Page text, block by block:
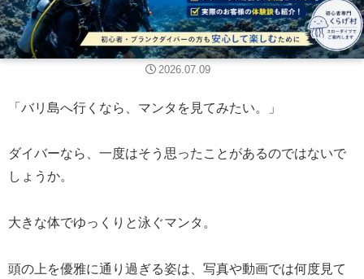
2026.07.09
「バリ島へ行くなら、マンタを見てみたい。」
ダイバーなら、一度はそう思ったことがあるのではないで
しょうか。
大きな体でゆっくりと泳ぐマンタ。
頭の上を優雅に通り過ぎる姿は、写真や動画では何度見て